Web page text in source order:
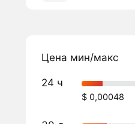
Цена мин/макс
24 ч
$ 0,00048